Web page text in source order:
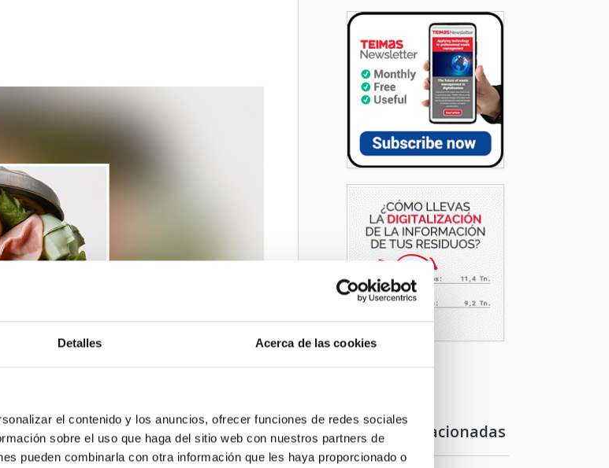
Detalles Acerca de las cookies
el contenido y los anuncios, ofrecer funciones de redes sociales
sobre el uso que haga del sitio web con nuestros partners de
pueden combinarla con otra información que les haya proporcionado o
que se celebra mañana, la OCU
Noticias relacionadas